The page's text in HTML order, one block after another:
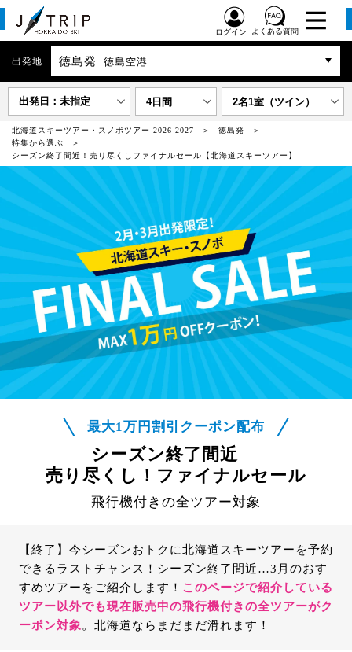
ログイン よくある質問
出発地 徳島発 徳島空港
出発日：未指定 4日間 2名1室（ツイン）
北海道スキーツアー・スノボツアー 2026-2027
徳島発
特集から選ぶ
シーズン終了間近！売り尽くしファイナルセール【北海道スキーツアー】
最大1万円割引クーポン配布
シーズン終了間近
売り尽くし！ファイナルセール
飛行機付きの全ツアー対象
【終了】今シーズンおトクに北海道スキーツアーを予約
できるラストチャンス！シーズン終了間近…3月のおす
すめツアーをご紹介します！ このページで紹介している
ツアー以外でも現在販売中の飛行機付きの全ツアーがク
ーポン対象 。北海道ならまだまだ滑れます！